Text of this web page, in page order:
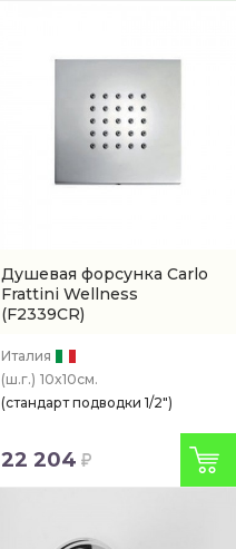
Душевая форсунка Carlo
Frattini Wellness
(F2339CR)
Италия
(ш.г.) 10x10см.
(стандарт подводки 1/2")
22 204